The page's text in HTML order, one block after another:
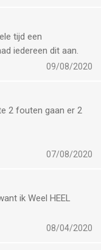
tijd een
iedereen dit aan.
09/08/2020
2 fouten gaan er 2
gaat een kwart af,
oefening, de
quiz.
en overzichtelijk.
07/08/2020
ik Weel HEEL
08/04/2020